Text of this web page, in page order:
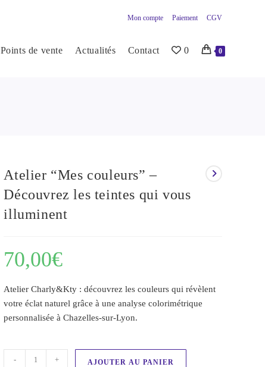
Mon compte Paiement CGV
Points de vente Actualités Contact 0 0
Atelier “Mes couleurs” –
Découvrez les teintes qui vous
illuminent
70,00€
Atelier Charly&Kty : découvrez les couleurs qui révèlent
votre éclat naturel grâce à une analyse colorimétrique
personnalisée à Chazelles-sur-Lyon.
- + AJOUTER AU PANIER